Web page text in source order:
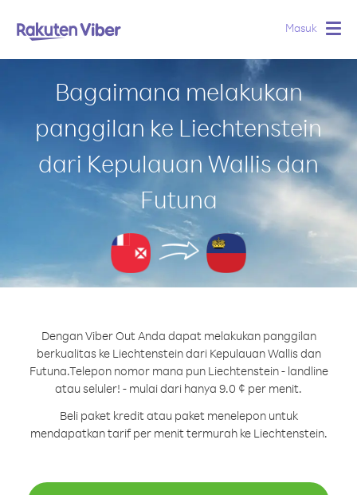
Masuk
Bagaimana melakukan
panggilan ke Liechtenstein
dari Kepulauan Wallis dan
Futuna
Dengan Viber Out Anda dapat melakukan panggilan
berkualitas ke Liechtenstein dari Kepulauan Wallis dan
Futuna.Telepon nomor mana pun Liechtenstein - landline
atau seluler! - mulai dari hanya 9.0 ¢ per menit.
Beli paket kredit atau paket menelepon untuk
mendapatkan tarif per menit termurah ke Liechtenstein.